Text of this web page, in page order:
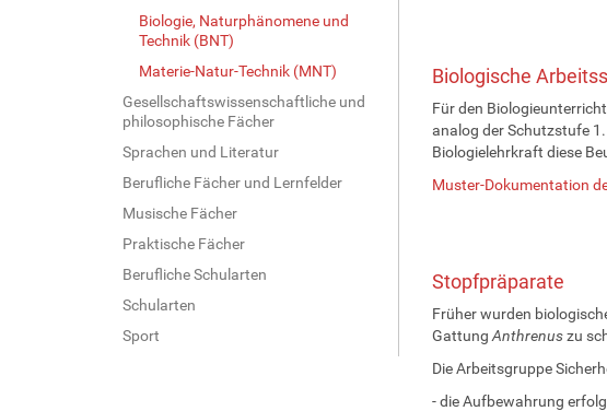
Biologie, Naturphänomene und
Technik (BNT)
Materie-Natur-Technik (MNT)
Gesellschaftswissenschaftliche und
philosophische Fächer
Sprachen und Literatur
Berufliche Fächer und Lernfelder
Musische Fächer
Praktische Fächer
Berufliche Schularten
Schularten
Sport
Biologische
Für den
analog der Schutzstufe
Biologielehrkraft diese
Muster-Dokumentation
Stopfpräparate
Früher wurden
Gattung Anthrenuszu
Die Arbeitsgruppe
- die Aufbewahrung